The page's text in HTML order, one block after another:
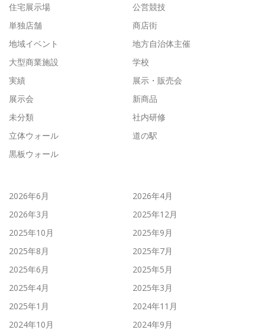
住宅展示場
公営競技
単独店舗
商店街
地域イベント
地方自治体主催
大型商業施設
学校
実績
展示・販売会
展示会
新商品
未分類
社内研修
立体ウォール
道の駅
黒板ウォール
2026年6月
2026年4月
2026年3月
2025年12月
2025年10月
2025年9月
2025年8月
2025年7月
2025年6月
2025年5月
2025年4月
2025年3月
2025年1月
2024年11月
2024年10月
2024年9月